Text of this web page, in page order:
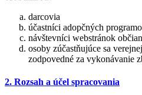
darcovia
účastníci adopčných
návštevníci webstránok
osoby zúčastňujúce sa
zodpovedné za vykonávanie
2. Rozsah a účel spracovania